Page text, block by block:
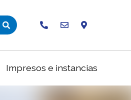
Impresos e instancias